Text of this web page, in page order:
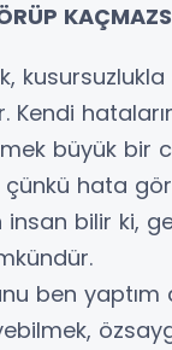
kusursuzlukla
Kendi
büyük bir
çünkü hata
bilir ki,
ben